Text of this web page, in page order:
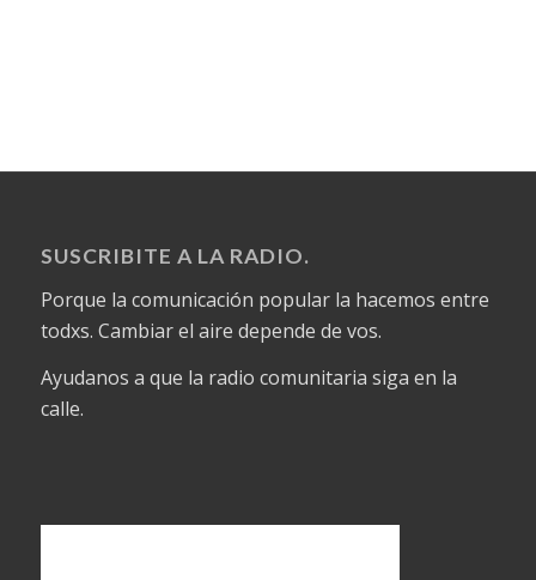
SUSCRIBITE A LA RADIO.
Porque la comunicación popular la hacemos entre
todxs. Cambiar el aire depende de vos.
Ayudanos a que la radio comunitaria siga en la
calle.